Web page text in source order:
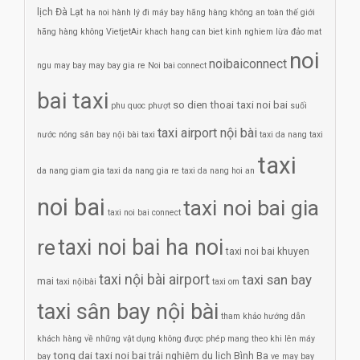
lịch Đà Lạt ha noi hành lý đi máy bay hãng hàng không an toàn thế giới
hãng hàng không VietjetAir khach hang can biet kinh nghiem lừa đảo mat
ngu may bay may bay gia re Noi bai connect noibaiconnect noi
bai taxi phu quoc phượt so dien thoai taxi noi bai suối
nước nóng sân bay nội bài taxi taxi airport nội bài taxi da nang taxi
da nang giam gia taxi da nang gia re taxi da nang hoi an taxi
noi bai taxi noi bai connect taxi noi bai gia
retaxi noi bai ha noi taxi noi bai khuyen
mai taxi nộibài taxi nội bài airport taxi om taxi san bay
taxi sân bay nội bài tham khảo hướng dẫn
khách hàng về những vật dụng không được phép mang theo khi lên máy
bay tong dai taxi noi bai trải nghiệm du lịch Bình Ba ve may bay